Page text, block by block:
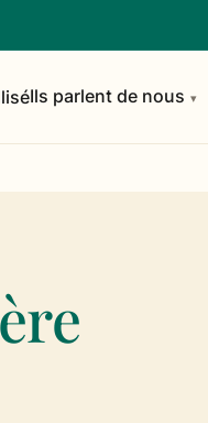
Ils parlent de nous